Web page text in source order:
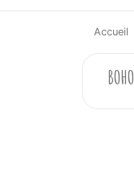
Accueil
BOHO